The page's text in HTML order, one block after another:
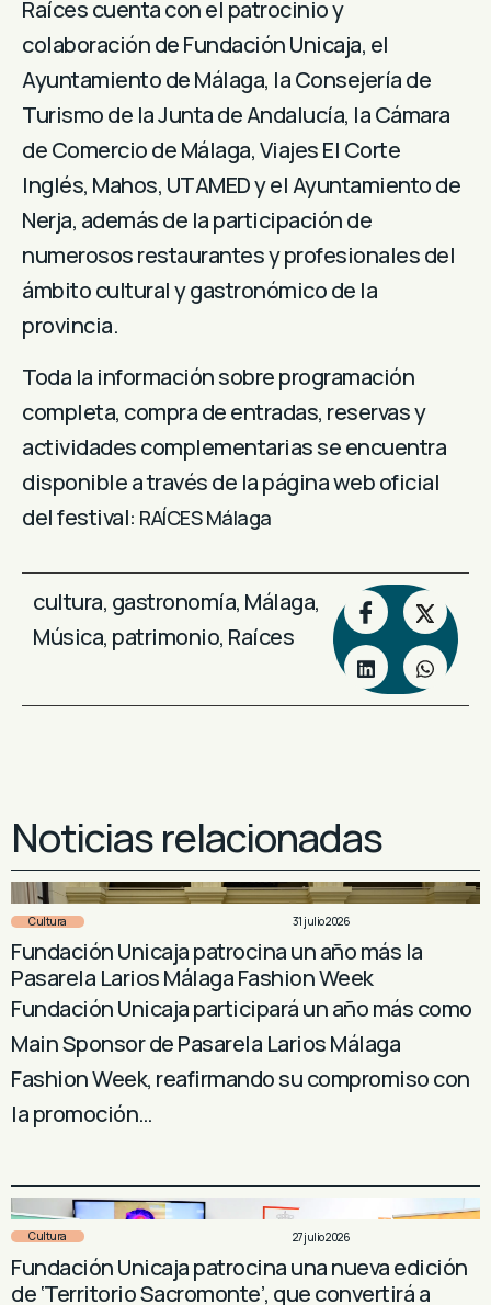
Raíces cuenta con el patrocinio y
colaboración de Fundación Unicaja, el
Ayuntamiento de Málaga, la Consejería de
Turismo de la Junta de Andalucía, la Cámara
de Comercio de Málaga, Viajes El Corte
Inglés, Mahos, UTAMED y el Ayuntamiento de
Nerja, además de la participación de
numerosos restaurantes y profesionales del
ámbito cultural y gastronómico de la
provincia.
Toda la información sobre programación
completa, compra de entradas, reservas y
actividades complementarias se encuentra
disponible a través de la página web oficial
del festival: RAÍCES Málaga
cultura, gastronomía, Málaga,
Música, patrimonio, Raíces
Noticias relacionadas
Cultura 31 julio 2026
Fundación Unicaja patrocina un año más la
Pasarela Larios Málaga Fashion Week
Fundación Unicaja participará un año más como
Main Sponsor de Pasarela Larios Málaga
Fashion Week, reafirmando su compromiso con
la promoción…
Cultura 27 julio 2026
Fundación Unicaja patrocina una nueva edición
de ‘Territorio Sacromonte’, que convertirá a